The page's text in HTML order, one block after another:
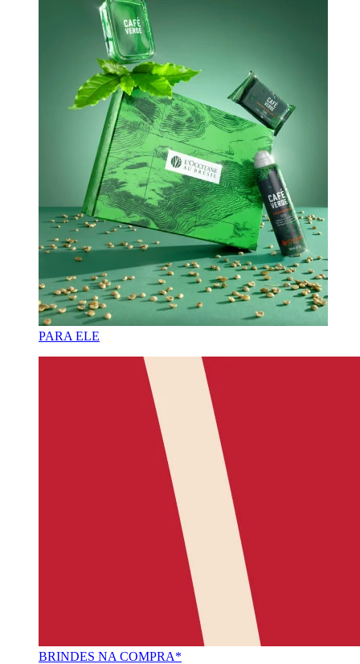
PARA ELE
BRINDES NA COMPRA*